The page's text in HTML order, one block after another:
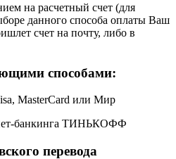
на расчетный счет (для
данного способа оплаты Ваш
счет на почту, либо в
способами:
MasterCard или Мир
банкинга ТИНЬКОФФ
перевода